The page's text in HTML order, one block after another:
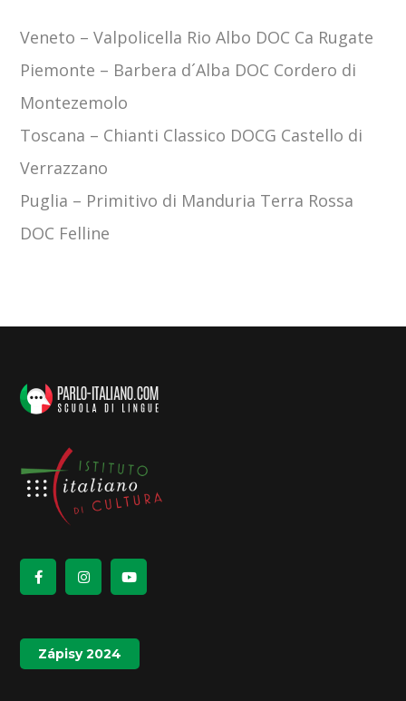
Veneto –Valpolicella Rio Albo DOC Ca Rugate
Piemonte – Barbera d´Alba DOC Cordero di
Montezemolo
Toscana – Chianti Classico DOCG Castello di
Verrazzano
Puglia – Primitivo di Manduria Terra Rossa
DOC Felline
Zápisy 2024